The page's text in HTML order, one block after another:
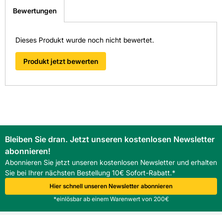
Bewertungen
Dieses Produkt wurde noch nicht bewertet.
Produkt jetzt bewerten
Bleiben Sie dran. Jetzt unseren kostenlosen Newsletter
abonnieren!
Abonnieren Sie jetzt unseren kostenlosen Newsletter und erhalten
Sie bei Ihrer nächsten Bestellung 10€ Sofort-Rabatt.*
Hier schnell unseren Newsletter abonnieren
*einlösbar ab einem Warenwert von 200€